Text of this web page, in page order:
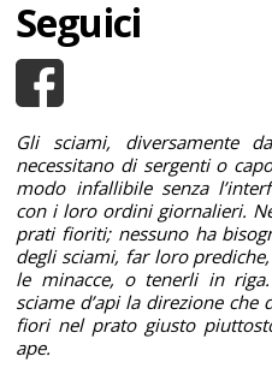
Seguici
Gli sciami, diversamente
necessitano di sergenti o
modo infallibile senza
con i loro ordini giornalieri.
prati fioriti; nessuno ha
degli sciami, far loro
le minacce, o tenerli in
sciame d’api la direzione
fiori nel prato giusto
ape.